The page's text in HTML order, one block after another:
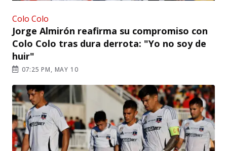
Colo Colo
Jorge Almirón reafirma su compromiso con
Colo Colo tras dura derrota: "Yo no soy de
huir"
07:25 PM, MAY 10